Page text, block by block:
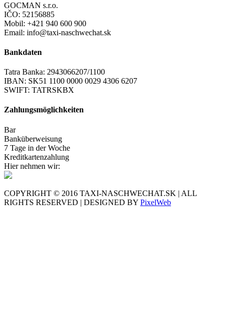
GOCMAN s.r.o.
IČO: 52156885
Mobil: +421 940 600 900
Email: info@taxi-naschwechat.sk
Bankdaten
Tatra Banka: 2943066207/1100
IBAN: SK51 1100 0000 0029 4306 6207
SWIFT: TATRSKBX
Zahlungsmöglichkeiten
Bar
Banküberweisung
7 Tage in der Woche
Kreditkartenzahlung
Hier nehmen wir:
COPYRIGHT © 2016 TAXI-NASCHWECHAT.SK | ALL
RIGHTS RESERVED | DESIGNED BY PixelWeb